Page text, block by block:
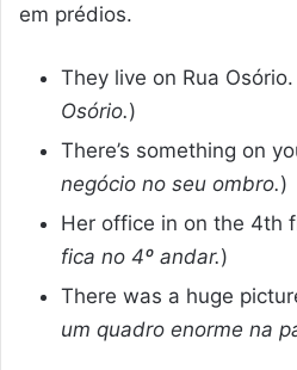
em prédios.
They live on Rua
Osório.)
There’s something on
negócio no seu ombro.)
Her office in on the 4th
fica no 4º andar.)
There was a huge
um quadro enorme na